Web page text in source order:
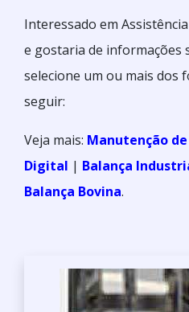
Interessado em
e gostaria de informações
selecione um ou mais dos
seguir:
Veja mais: Manutenção
Digital | Balança
Balança Bovina.